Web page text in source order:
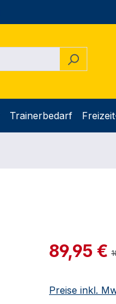
Trainerbedarf
Verkaufspreis:
89,95 €
Preise inkl.